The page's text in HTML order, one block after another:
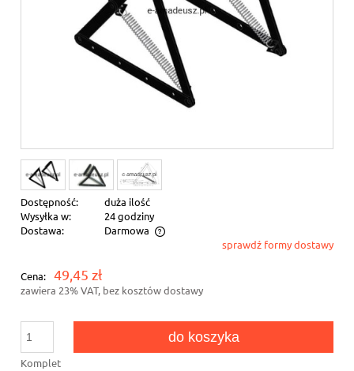
Dostępność:
duża ilość
Wysyłka w:
24 godziny
Dostawa:
Darmowa
Cena nie zawiera ewentualnych kosztów płatnościsprawdź formy dostawy
Cena: 49,45 zł
zawiera 23% VAT, bez kosztów dostawy
Komplet
do koszyka